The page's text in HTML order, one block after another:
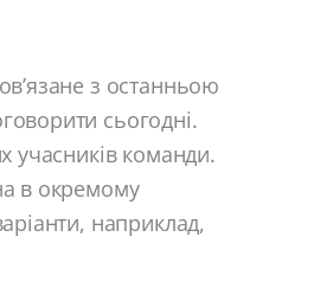
з останньою
сьогодні.
учасників команди.
в окремому
наприклад,